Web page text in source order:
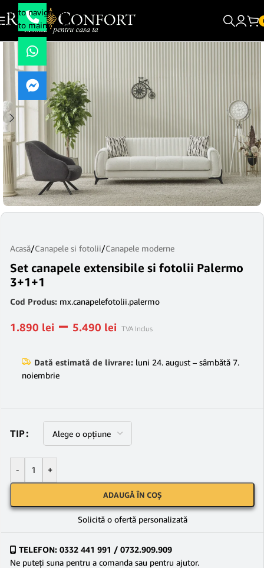
Skip to navigation
Skip to main content
Acasă/Canapele si fotolii/Canapele moderne
Set canapele extensibile si fotolii Palermo
3+1+1
Cod Produs: mx.canapelefotolii.palermo
1.890 lei – 5.490 lei TVA Inclus
Dată estimată de livrare: luni 24. august – sâmbătă 7.
noiembrie
TIP
- +
ADAUGĂ ÎN COȘ
Solicită o ofertă personalizată
TELEFON: 0332 441 991 / 0732.909.909
Ne puteţi suna pentru a comanda sau pentru ajutor.